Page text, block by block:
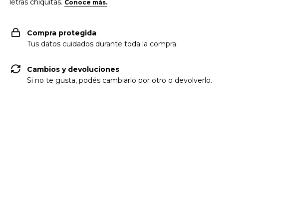
Compra protegida
Tus datos cuidados durante toda la compra.
Cambios y devoluciones
Si no te gusta, podés cambiarlo por otro o devolverlo.